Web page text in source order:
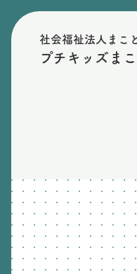
社会福祉法人まこ
プチキッズま